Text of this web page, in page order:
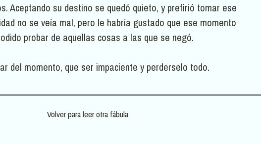
Aceptando su destino se quedó quieto, y prefirió tomar ese
no se veía mal, pero le habría gustado que ese momento
probar de aquellas cosas a las que se negó.
del momento, que ser impaciente y perderselo todo.
Volver para leer otra fábula